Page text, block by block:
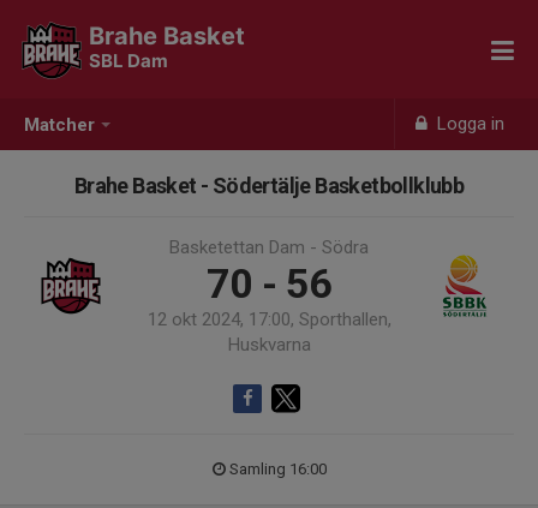
Matcher Logga in
Brahe Basket
SBL Dam
Brahe Basket - Södertälje Basketbollklubb
Basketettan Dam - Södra
70 - 56
12 okt 2024, 17:00, Sporthallen,
Huskvarna
Samling 16:00